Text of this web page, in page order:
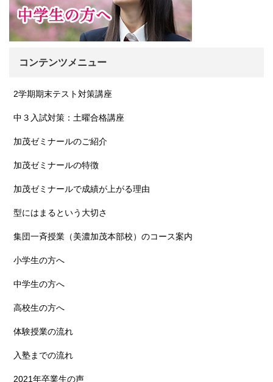
コンテンツメニュー
2学期期末テスト対策講座
中３入試対策：土曜合格講座
加茂ゼミナールのご紹介
加茂ゼミナールの特徴
加茂ゼミナールで成績が上がる理由
型にはまるという大切さ
集団一斉授業（美濃加茂本部校）のコース案内
小学生の方へ
中学生の方へ
高校生の方へ
体験授業の流れ
入塾までの流れ
2021年卒業生の声